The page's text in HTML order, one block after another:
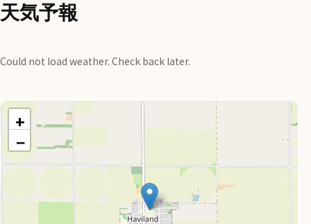
天気予報
Could not load weather. Check back later.
+
−